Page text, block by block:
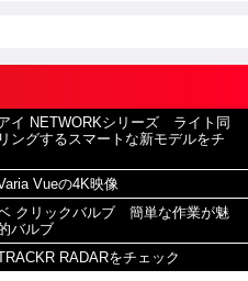
イ NETWORKシリーズ ライト同
ングするスマートな新モデルをチ
Vueの4K映像
クリックバルブ 簡単な作業が魅
バルブ
RADARをチェック